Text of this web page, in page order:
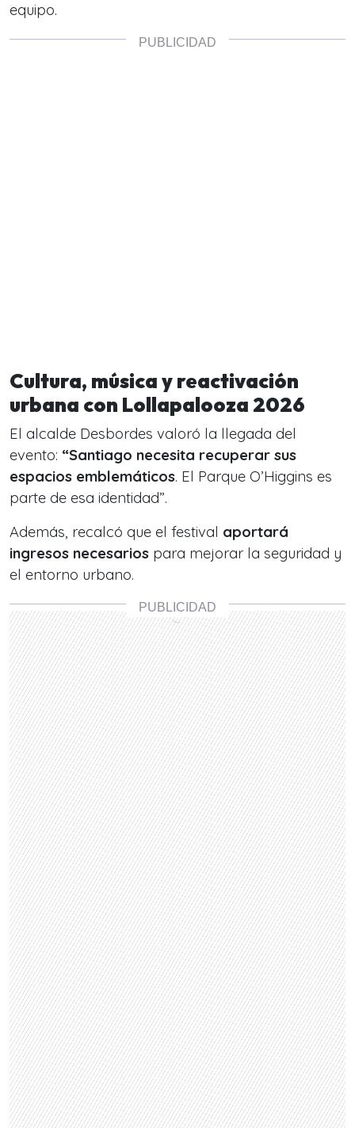
equipo.
Cultura, música y reactivación
urbana con Lollapalooza 2026
El alcalde Desbordes valoró la llegada del
evento: “Santiago necesita recuperar sus
espacios emblemáticos. El Parque O’Higgins es
parte de esa identidad”.
Además, recalcó que el festival aportará
ingresos necesarios para mejorar la seguridad y
el entorno urbano.